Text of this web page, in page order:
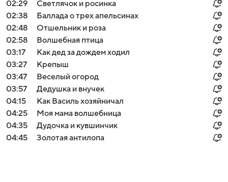
02:29
Светлячок и росинка
02:38
Баллада о трех апельсинах
02:48
Отшельник и роза
02:58
Волшебная птица
03:17
Как дед за дождем ходил
03:27
Крепыш
03:47
Веселый огород
03:57
Дедушкa и внучек
04:15
Как Василь хозяйничал
04:25
Моя мама волшебница
04:35
Дудочка и кувшинчик
04:45
Золотая антилопа